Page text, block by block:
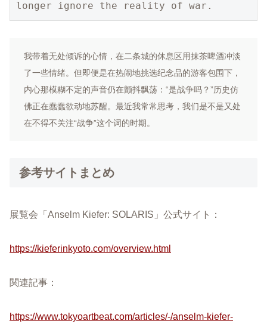
longer ignore the reality of war.
我带着无处倾诉的心情，在二条城的休息区用抹茶啤酒冲淡
了一些情绪。但即便是在热闹地挑选纪念品的游客包围下，
内心那模糊不定的声音仍在颤抖飘荡：“是战争吗？”历史仿
佛正在蠢蠢欲动地苏醒。最近我常常思考，我们是不是又处
在不得不关注“战争”这个词的时期。
参考サイトまとめ
展覧会「Anselm Kiefer: SOLARIS」公式サイト：
https://kieferinkyoto.com/overview.html
関連記事：
https://www.tokyoartbeat.com/articles/-/anselm-kiefer-